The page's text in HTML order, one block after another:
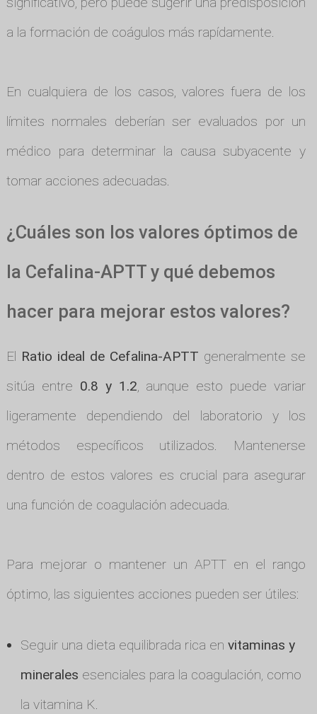
a la formación de coágulos más rapídamente.
En cualquiera de los casos, valores fuera de los
límites normales deberían ser evaluados por un
médico para determinar la causa subyacente y
tomar acciones adecuadas.
¿Cuáles son los valores óptimos de
la Cefalina-APTT y qué debemos
hacer para mejorar estos valores?
El Ratio ideal de Cefalina-APTT generalmente se
sitúa entre 0.8 y 1.2, aunque esto puede variar
ligeramente dependiendo del laboratorio y los
métodos específicos utilizados. Mantenerse
dentro de estos valores es crucial para asegurar
una función de coagulación adecuada.
Para mejorar o mantener un APTT en el rango
óptimo, las siguientes acciones pueden ser útiles:
Seguir una dieta equilibrada rica en vitaminas y
minerales esenciales para la coagulación, como
la vitamina K.